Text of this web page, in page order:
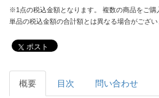
※1点の税込金額となります。 複数の商品をご購
単品の税込金額の合計額とは異なる場合がござ
ポスト
概要 目次 問い合わせ